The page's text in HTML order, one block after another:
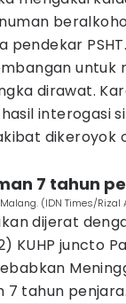
PSHT.
untuk
dirawat.
interogasi
dikeroyok
7 tahun
(IDN Times/Rizal
dijerat
KUHP juncto
7 tahun penjara.